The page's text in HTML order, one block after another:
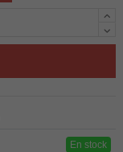
En stock